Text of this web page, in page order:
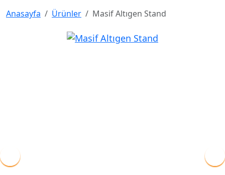
Anasayfa
Ürünler Masif Altıgen Stand